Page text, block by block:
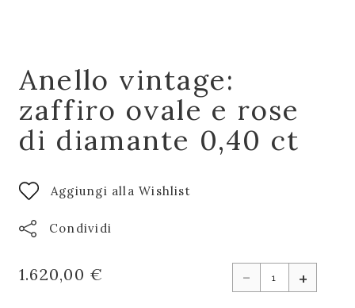
Anello vintage:
zaffiro ovale e rose
di diamante 0,40 ct
Aggiungi alla Wishlist
Condividi
1.620,00 € - +